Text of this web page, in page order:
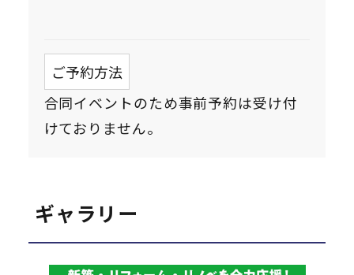
ご予約方法
合同イベントのため事前予約は受け付
けておりません。
ギャラリー